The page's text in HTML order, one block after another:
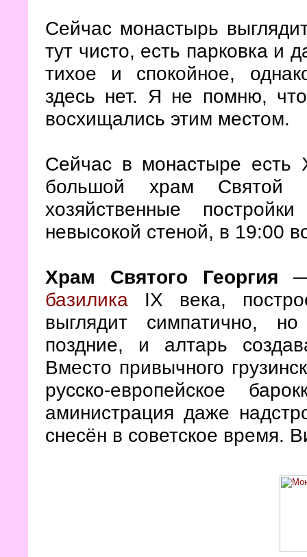
Сейчас монастырь
тут чисто, есть парковка и
тихое и спокойное,
здесь нет. Я не помню,
восхищались этим местом.
Сейчас в монастыре есть
большой храм Святой
хозяйственные
невысокой стеной, в 19:00
Храм Святого Георгия —
базилика IX века,
выглядит симпатично,
поздние, и алтарь
Вместо привычного
русско-европейское
аминистрация даже
снесён в советское время.